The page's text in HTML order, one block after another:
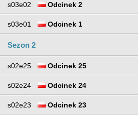
s03e02 Odcinek 2
s03e01 Odcinek 1
Sezon 2
s02e25 Odcinek 25
s02e24 Odcinek 24
s02e23 Odcinek 23